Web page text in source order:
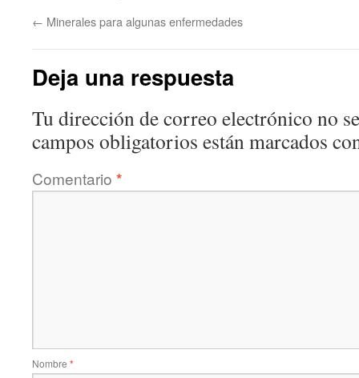
← Minerales para algunas enfermedades
Deja una respuesta
Tu dirección de correo electrónico no
campos obligatorios están marcados
Comentario *
Nombre *